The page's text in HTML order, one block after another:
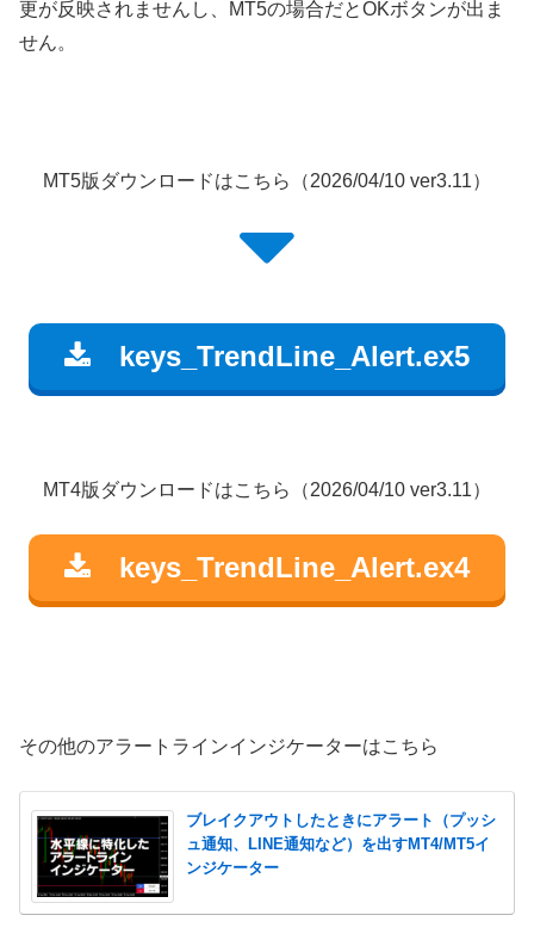
更が反映されませんし、MT5の場合だとOKボタンが出ま
せん。
MT5版ダウンロードはこちら（2026/04/10 ver3.11）
keys_TrendLine_Alert.ex5
MT4版ダウンロードはこちら（2026/04/10 ver3.11）
keys_TrendLine_Alert.ex4
その他のアラートラインインジケーターはこちら
ブレイクアウトしたときにアラート（プッシ
ュ通知、LINE通知など）を出すMT4/MT5イ
ンジケーター